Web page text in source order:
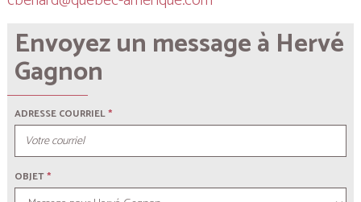
Envoyez un message à Hervé
Gagnon
ADRESSE COURRIEL*
OBJET*